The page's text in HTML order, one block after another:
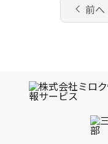
chevron_left 前へ